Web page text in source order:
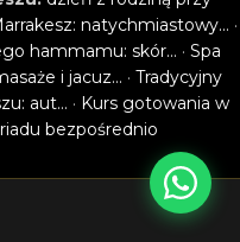
natychmiastowy… ·
hammamu: skór… · Spa
i jacuz… · Tradycyjny
aut… · Kurs gotowania w
bezpośrednio